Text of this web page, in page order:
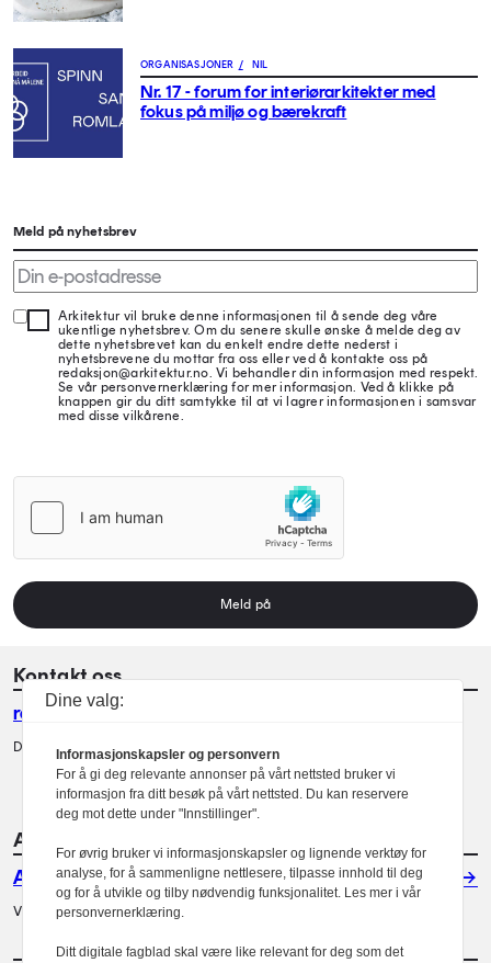
ORGANISASJONER / NIL
Nr. 17 - forum for interiørarkitekter med
fokus på miljø og bærekraft
Meld på nyhetsbrev
Arkitektur vil bruke denne informasjonen til å sende deg våre
ukentlige nyhetsbrev. Om du senere skulle ønske å melde deg av
dette nyhetsbrevet kan du enkelt endre dette nederst i
nyhetsbrevene du mottar fra oss eller ved å kontakte oss på
redaksjon@arkitektur.no. Vi behandler din informasjon med respekt.
Se vår personvernerklæring for mer informasjon. Ved å klikke på
knappen gir du ditt samtykke til at vi lagrer informasjonen i samsvar
med disse vilkårene.
Meld på
Kontakt oss
redaksjon@arkitektur.no
Debattinnlegg, tips og andre henvendelser.
Annonsere hos oss?
Annonser
Vil du annonsere i Arkitektur? Les mer her.
Dine valg:
Informasjonskapsler og personvern
For å gi deg relevante annonser på vårt nettsted bruker vi
informasjon fra ditt besøk på vårt nettsted. Du kan reservere
deg mot dette under "Innstillinger".
For øvrig bruker vi informasjonskapsler og lignende verktøy for
analyse, for å sammenligne nettlesere, tilpasse innhold til deg
og for å utvikle og tilby nødvendig funksjonalitet. Les mer i vår
personvernerklæring.
Ditt digitale fagblad skal være like relevant for deg som det